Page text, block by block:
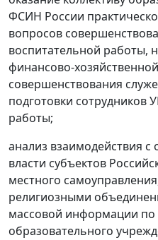
ФСИН России
вопросов
воспитательной работы,
финансово-
совершенствования
подготовки сотрудников
работы;
анализ взаимодействия с
власти субъектов
местного
религиозными
массовой информации по
образовательного